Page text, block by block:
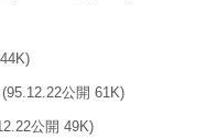
公開 61K)
公開 49K)